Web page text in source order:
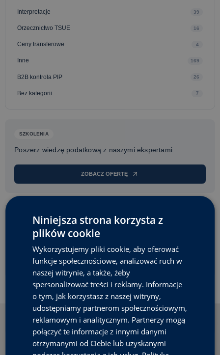
Interpretacje 39
Orzecznictwo TSUE 16
Ceny transferowe 4
Inne 169
B2B kontrola PIP 26
Bez kategorii 7
SZKOLENIA
Poszerz wiedzę podatkową z naszymi ekspertami
ZOBACZ OFERTĘ
PUBLIKACJE
Książki i materiały z zakresu prawa podatkowego
PRZEJDŹ DO SKLEPU
NAPISZ DO NAS
Niniejsza strona korzysta z
plików cookie
Wykorzystujemy pliki cookie, aby oferować
funkcje społecznościowe, analizować ruch w
naszej witrynie, a także, żeby
spersonalizować treści i reklamy. Informacje
o tym, jak korzystasz z naszej witryny,
udostępniamy partnerom społecznościowym,
reklamowym i analitycznym. Partnerzy mogą
połączyć te informacje z innymi danymi
otrzymanymi od Ciebie lub uzyskanymi